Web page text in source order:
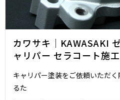
カワサキ｜KAWASAKI
ャリパー セラコート施工
キャリパー塗装をご依頼いただ
るた